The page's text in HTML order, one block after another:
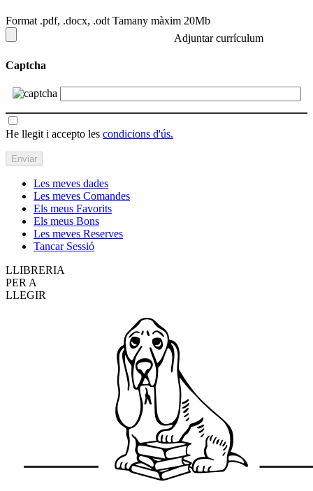
Format .pdf, .docx, .odt Tamany màxim 20Mb
Adjuntar currículum
Captcha
He llegit i accepto les condicions d'ús.
Les meves dades
Les meves Comandes
Els meus Favorits
Els meus Bons
Les meves Reserves
Tancar Sessió
LLIBRERIA
PER A
LLEGIR